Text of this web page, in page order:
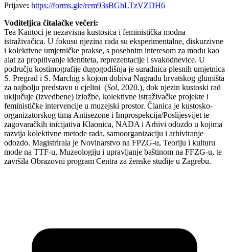
Prijave: https://forms.gle/rem93sBGbLTzVZDH6
Voditeljica čitalačke večeri:
Tea Kantoci je nezavisna kustosica i feministička modna
istraživačica. U fokusu njezina rada su eksperimentalne, diskurzivne
i kolektivne umjetničke prakse, s posebnim interesom za modu kao
alat za propitivanje identiteta, reprezentacije i svakodnevice. U
području kostimografije dugogodišnja je suradnica plesnih umjetnica
S. Pregrad i S. Marchig s kojom dobiva Nagradu hrvatskog glumišta
za najbolju predstavu u cjelini (Sol, 2020.), dok njezin kustoski rad
uključuje (izvedbene) izložbe, kolektivne istraživačke projekte i
feminističke intervencije u muzejski prostor. Članica je kustosko-
organizatorskog tima Antisezone i Improspekcija/Poslijesvijet te
zagovaračkih inicijativa Klaonica, NADA i Arhivi odozdo u kojima
razvija kolektivne metode rada, samoorganizaciju i arhiviranje
odozdo. Magistrirala je Novinarstvo na FPZG-u, Teoriju i kulturu
mode na TTF-u, Muzeologiju i upravljanje baštinom na FFZG-u, te
završila Obrazovni program Centra za ženske studije u Zagrebu.